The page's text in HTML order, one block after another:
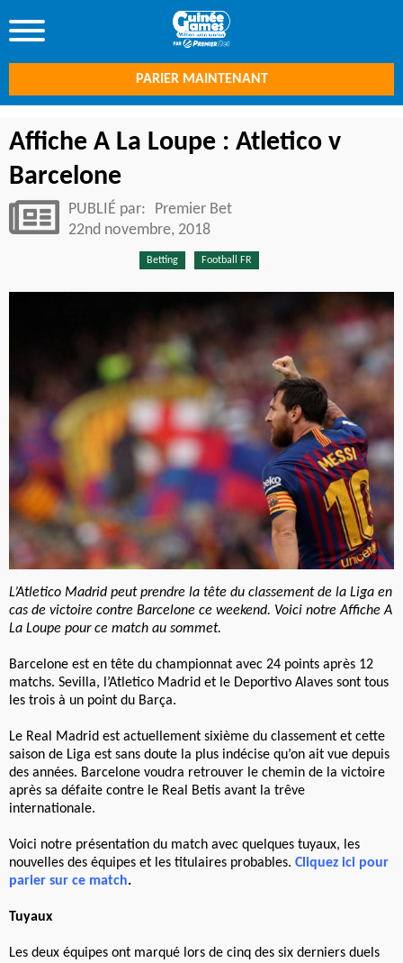
PARIER MAINTENANT
Affiche A La Loupe : Atletico v
Barcelone
PUBLIÉ par:
Premier Bet
22nd novembre, 2018
Betting Football FR
L’Atletico Madrid peut prendre la tête du classement de la Liga en
cas de victoire contre Barcelone ce weekend. Voici notre Affiche A
La Loupe pour ce match au sommet.
Barcelone est en tête du championnat avec 24 points après 12
matchs. Sevilla, l’Atletico Madrid et le Deportivo Alaves sont tous
les trois à un point du Barça.
Le Real Madrid est actuellement sixième du classement et cette
saison de Liga est sans doute la plus indécise qu’on ait vue depuis
des années. Barcelone voudra retrouver le chemin de la victoire
après sa défaite contre le Real Betis avant la trêve
internationale.
Voici notre présentation du match avec quelques tuyaux, les
nouvelles des équipes et les titulaires probables. Cliquez ici pour
parier sur ce match.
Tuyaux
Les deux équipes ont marqué lors de cinq des six derniers duels